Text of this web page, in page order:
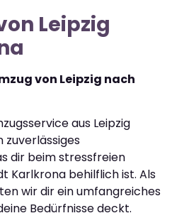
Leipzig
von Leipzig nach
aus Leipzig
zuverlässiges
dir beim stressfreien
Karlkrona behilflich ist. Als
wir dir ein umfangreiches
Bedürfnisse deckt.